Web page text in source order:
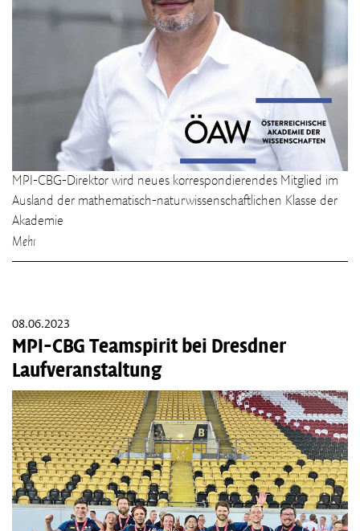
MPI-CBG-Direktor wird neues korrespondierendes Mitglied im
Ausland der mathematisch-naturwissenschaftlichen Klasse der
Akademie
Mehr
08.06.2023
MPI-CBG Teamspirit bei Dresdner
Laufveranstaltung